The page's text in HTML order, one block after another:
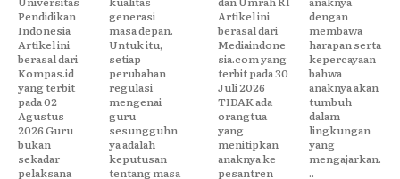
Pendidikan
Indonesia
Artikel ini
berasal dari
Kompas.id
yang terbit
pada 02
Agustus
2026 Guru
bukan
sekadar
pelaksana
generasi
masa depan.
Untuk itu,
setiap
perubahan
regulasi
mengenai
guru
sesungguhn
ya adalah
keputusan
tentang masa
Artikel ini
berasal dari
Mediaindone
sia.com yang
terbit pada 30
Juli 2026
TIDAK ada
orangtua
yang
menitipkan
anaknya ke
pesantren
dengan
membawa
harapan serta
kepercayaan
bahwa
anaknya akan
tumbuh
dalam
lingkungan
yang
mengajarkan.
..